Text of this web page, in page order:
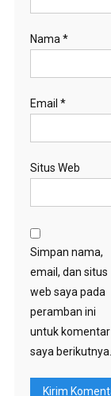
Nama *
Email *
Situs Web
Simpan nama,
email, dan situs
web saya pada
peramban ini
untuk komentar
saya berikutnya.